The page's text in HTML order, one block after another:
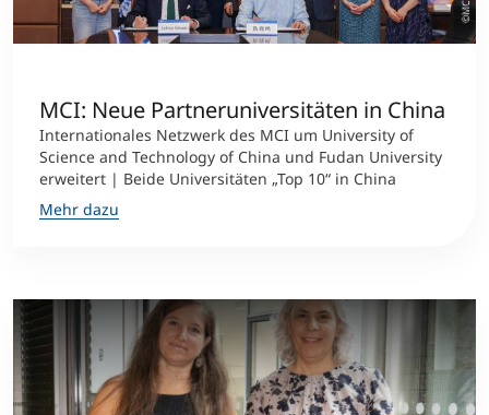
International studieren
An über 300 Partneruniversitäten
Studienberatung
Study Finder Bachelor/Master
Micro Degrees
Micro Credentials
Masterclasses
Technische Weiterbildung
MCI: Neue Partneruniversitäten in China
Internationales Netzwerk des MCI um University of
Science and Technology of China und Fudan University
erweitert | Beide Universitäten „Top 10“ in China
Mehr dazu